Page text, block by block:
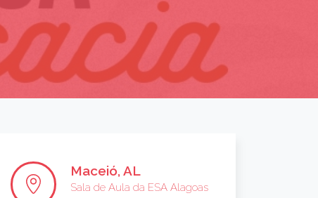
Maceió, AL
Sala de Aula da ESA Alagoas